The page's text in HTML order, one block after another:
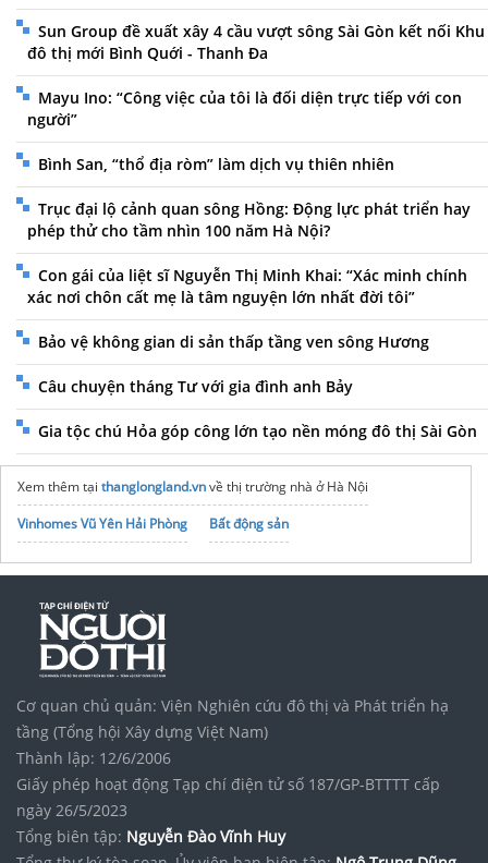
Sun Group đề xuất xây 4 cầu vượt sông Sài Gòn kết nối Khu
đô thị mới Bình Quới - Thanh Đa
Mayu Ino: “Công việc của tôi là đối diện trực tiếp với con
người”
Bình San, “thổ địa ròm” làm dịch vụ thiên nhiên
Trục đại lộ cảnh quan sông Hồng: Động lực phát triển hay
phép thử cho tầm nhìn 100 năm Hà Nội?
Con gái của liệt sĩ Nguyễn Thị Minh Khai: “Xác minh chính
xác nơi chôn cất mẹ là tâm nguyện lớn nhất đời tôi”
Bảo vệ không gian di sản thấp tầng ven sông Hương
Câu chuyện tháng Tư với gia đình anh Bảy
Gia tộc chú Hỏa góp công lớn tạo nền móng đô thị Sài Gòn
Xem thêm tại thanglongland.vnvề thị trường nhà ở Hà Nội
Vinhomes Vũ Yên Hải Phòng
Bất động sản
Cơ quan chủ quản: Viện Nghiên cứu đô thị và Phát triển hạ
tầng (Tổng hội Xây dựng Việt Nam)
Thành lập: 12/6/2006
Giấy phép hoạt động Tạp chí điện tử số 187/GP-BTTTT cấp
ngày 26/5/2023
Tổng biên tập: Nguyễn Đào Vĩnh Huy